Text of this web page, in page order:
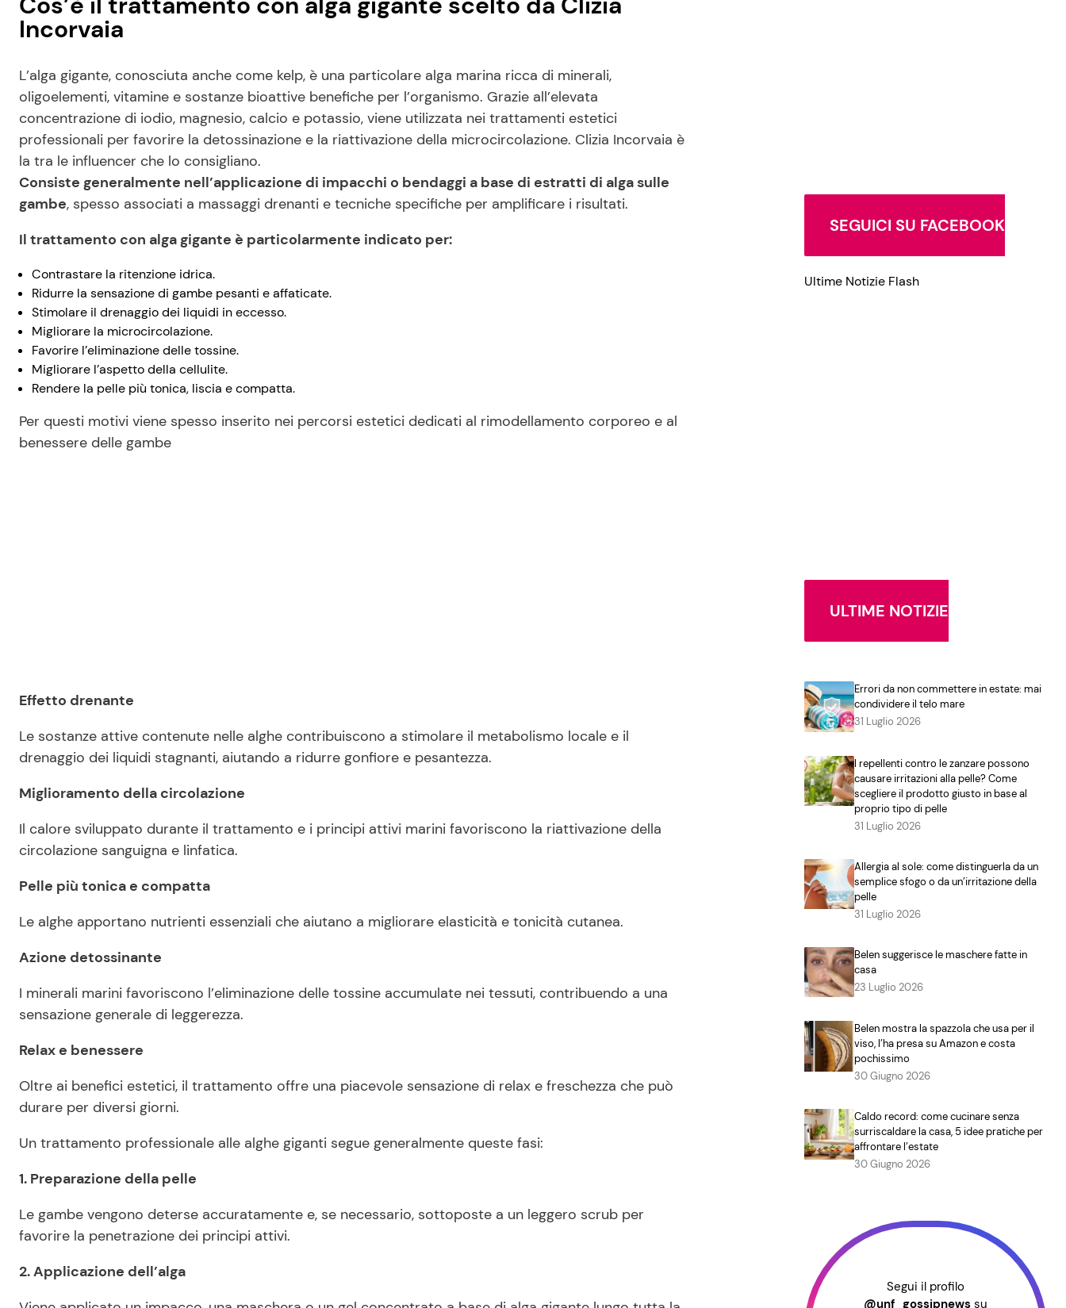
Incorvaia
L’alga gigante, conosciuta anche come kelp, è una particolare alga marina ricca di minerali,
oligoelementi, vitamine e sostanze bioattive benefiche per l’organismo. Grazie all’elevata
concentrazione di iodio, magnesio, calcio e potassio, viene utilizzata nei trattamenti estetici
professionali per favorire la detossinazione e la riattivazione della microcircolazione. Clizia Incorvaia è
la tra le influencer che lo consigliano.
Consiste generalmente nell’applicazione di impacchi o bendaggi a base di estratti di alga sulle
gambe, spesso associati a massaggi drenanti e tecniche specifiche per amplificare i risultati.
Il trattamento con alga gigante è particolarmente indicato per:
Contrastare la ritenzione idrica.
Ridurre la sensazione di gambe pesanti e affaticate.
Stimolare il drenaggio dei liquidi in eccesso.
Migliorare la microcircolazione.
Favorire l’eliminazione delle tossine.
Migliorare l’aspetto della cellulite.
Rendere la pelle più tonica, liscia e compatta.
Per questi motivi viene spesso inserito nei percorsi estetici dedicati al rimodellamento corporeo e al
benessere delle gambe
Effetto drenante
Le sostanze attive contenute nelle alghe contribuiscono a stimolare il metabolismo locale e il
drenaggio dei liquidi stagnanti, aiutando a ridurre gonfiore e pesantezza.
Miglioramento della circolazione
Il calore sviluppato durante il trattamento e i principi attivi marini favoriscono la riattivazione della
circolazione sanguigna e linfatica.
Pelle più tonica e compatta
Le alghe apportano nutrienti essenziali che aiutano a migliorare elasticità e tonicità cutanea.
Azione detossinante
I minerali marini favoriscono l’eliminazione delle tossine accumulate nei tessuti, contribuendo a una
sensazione generale di leggerezza.
Relax e benessere
Oltre ai benefici estetici, il trattamento offre una piacevole sensazione di relax e freschezza che può
durare per diversi giorni.
Un trattamento professionale alle alghe giganti segue generalmente queste fasi:
1. Preparazione della pelle
Le gambe vengono deterse accuratamente e, se necessario, sottoposte a un leggero scrub per
favorire la penetrazione dei principi attivi.
2. Applicazione dell’alga
SEGUICI SU FACEBOOK
Ultime Notizie Flash
ULTIME NOTIZIE
Errori da non commettere in estate: mai
condividere il telo mare
31 Luglio 2026
I repellenti contro le zanzare possono
causare irritazioni alla pelle? Come
scegliere il prodotto giusto in base al
proprio tipo di pelle
31 Luglio 2026
Allergia al sole: come distinguerla da un
semplice sfogo o da un’irritazione della
pelle
31 Luglio 2026
Belen suggerisce le maschere fatte in
casa
23 Luglio 2026
Belen mostra la spazzola che usa per il
viso, l’ha presa su Amazon e costa
pochissimo
30 Giugno 2026
Caldo record: come cucinare senza
surriscaldare la casa, 5 idee pratiche per
affrontare l’estate
30 Giugno 2026
Segui il profilo
@unf_gossipnews su